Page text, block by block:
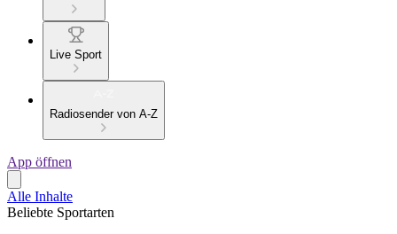
Live Sport
Radiosender von A-Z
App öffnen
Alle Inhalte
Beliebte Sportarten